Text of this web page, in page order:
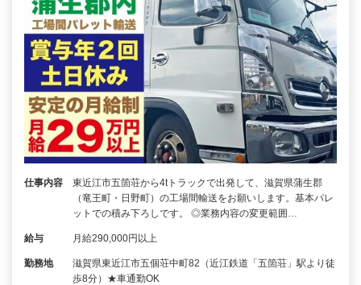
仕事内容
東近江市五箇荘から4tトラックで出発して、滋賀県蒲生郡
（竜王町・日野町）の工場間輸送をお願いします。基本パレ
ットでの積み下ろしです。 ◎業務内容の変更範囲…
給与 月給290,000円以上
勤務地
滋賀県東近江市五個荘中町82（近江鉄道「五箇荘」駅より徒
歩8分）★車通勤OK